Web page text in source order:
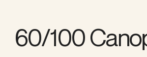
60/100